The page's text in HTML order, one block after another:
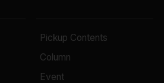
Pickup Contents
Column
Event